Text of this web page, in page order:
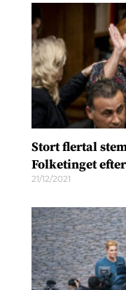
Stort flertal
Folketinget
21/12/2021